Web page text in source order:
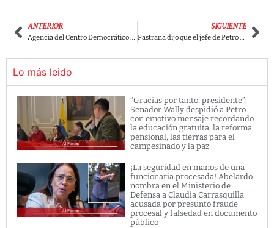
ANTERIOR
Agencia del Centro Democrático estaría contratando a venezolanos para campaña política.
SIGUIENTE
Pastrana dijo que el jefe de Petro era Pαblo Escobαr y generó miles de burlas y críticas en redes
Lo más leido
“Gracias por tanto, presidente”:
Senador Wally despidió a Petro
con emotivo mensaje recordando
la educación gratuita, la reforma
pensional, las tierras para el
campesinado y la paz
¡La seguridad en manos de una
funcionaria procesada! Abelardo
nombra en el Ministerio de
Defensa a Claudia Carrasquilla
acusada por presunto fraude
procesal y falsedad en documento
público